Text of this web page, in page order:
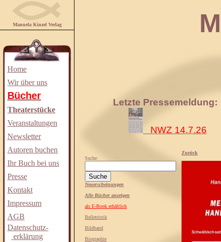
Manuela Kinzel Verlag
Home
Wir über uns
Bücher
Theaterstücke
Veranstaltungen
Newsletter
Autoren buchen
Ihr Buch bei uns
Presse
Kontakt
Impressum
AGB
Datenschutz-
erklärung
Letzte Pressemeldung:
NWZ 14.7.26
Suche:
Neuerscheinungen
Alle Bücher anzeigen
als E-Book erhältlich
Belletristik
Bildband
Biographie
Zurück